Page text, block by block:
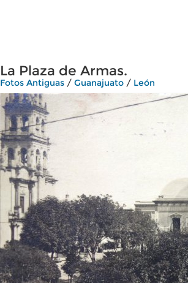
La Plaza de Armas.
Fotos Antiguas / Guanajuato / León